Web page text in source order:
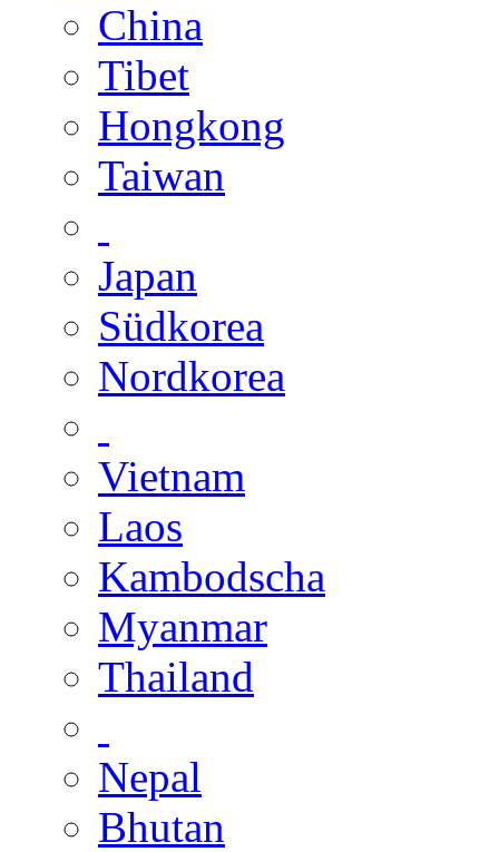
China
Tibet
Hongkong
Taiwan
Japan
Südkorea
Nordkorea
Vietnam
Laos
Kambodscha
Myanmar
Thailand
Nepal
Bhutan